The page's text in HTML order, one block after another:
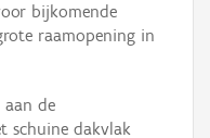
bijkomende
raamopening in
aan de
schuine dakvlak